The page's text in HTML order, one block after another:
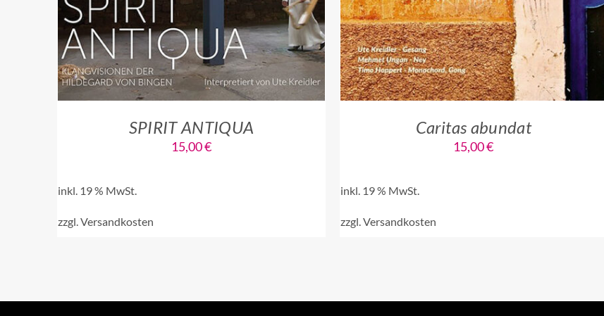
SPIRIT ANTIQUA
15,00€
inkl. 19 % MwSt.
zzgl.Versandkosten
Caritas abundat
15,00€
inkl. 19 % MwSt.
zzgl.Versandkosten